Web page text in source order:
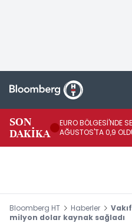
SON
DAKİKA
EURO BÖLGESİ'NDE
AĞUSTOS'TA 0,9
Bloomberg HT Haberler
milyon dolar kaynak sağladı